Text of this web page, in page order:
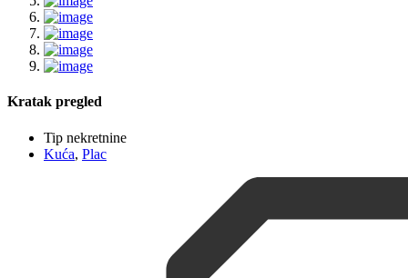
Kratak pregled
Tip nekretnine
Kuća, Plac